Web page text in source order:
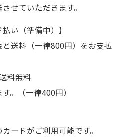
せていただきます。
い（準備中）】
送料（一律800円）をお支払
料無料
。（一律400円）
ードがご利用可能です。